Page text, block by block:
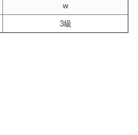
w
3級